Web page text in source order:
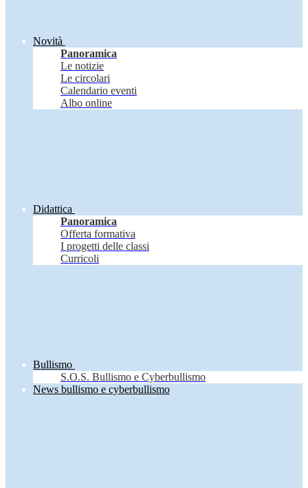
Novità
Panoramica
Le notizie
Le circolari
Calendario eventi
Albo online
Didattica
Panoramica
Offerta formativa
I progetti delle classi
Curricoli
Bullismo
S.O.S. Bullismo e Cyberbullismo
News bullismo e cyberbullismo